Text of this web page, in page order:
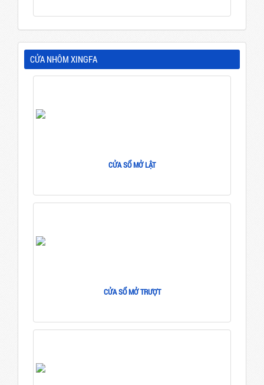
CỬA NHÔM XINGFA
CỬA SỔ MỞ LẬT
CỬA SỔ MỞ TRƯỢT